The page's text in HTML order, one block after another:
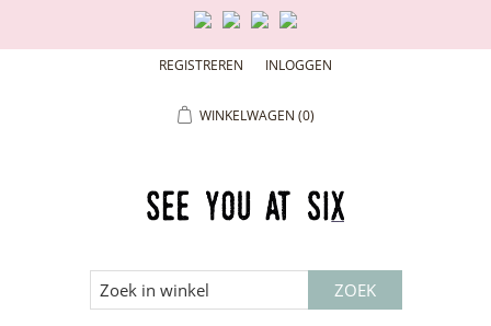
REGISTREREN INLOGGEN
WINKELWAGEN (0)